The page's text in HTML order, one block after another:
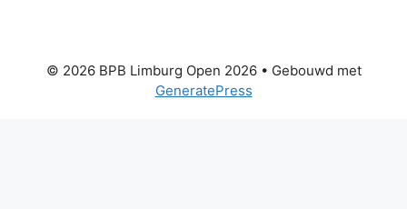
© 2026 BPB Limburg Open 2026• Gebouwd met
GeneratePress